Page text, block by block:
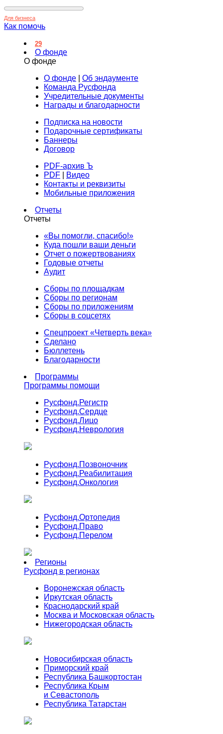
Для бизнеса
Как помочь
29
О фонде
О фонде
О фонде
Об эндаументе
Команда Русфонда
Учредительные документы
Награды и благодарности
Подписка на новости
Подарочные сертификаты
Баннеры
Договор
PDF-архив Ъ
PDF
Видео
Контакты и реквизиты
Мобильные приложения
Отчеты
Отчеты
«Вы помогли, спасибо!»
Куда пошли ваши деньги
Отчет о пожертвованиях
Годовые отчеты
Аудит
Сборы по площадкам
Сборы по регионам
Сборы по приложениям
Сборы в соцсетях
Спецпроект «Четверть века»
Сделано
Бюллетень
Благодарности
Программы
Программы помощи
Русфонд.Регистр
Русфонд.Сердце
Русфонд.Лицо
Русфонд.Неврология
Русфонд.Позвоночник
Русфонд.Реабилитация
Русфонд.Онкология
Русфонд.Ортопедия
Русфонд.Право
Русфонд.Перелом
Регионы
Русфонд в регионах
Воронежская область
Иркутская область
Краснодарский край
Москва и Московская область
Нижегородская область
Новосибирская область
Приморский край
Республика Башкортостан
Республика Крым
и Севастополь
Республика Татарстан